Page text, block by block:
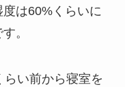
は60%くらいに
。
い前から寝室を